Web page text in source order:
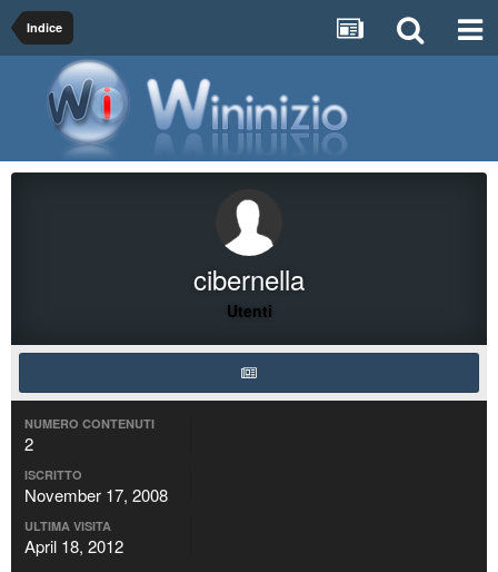
Indice
cibernella
Utenti
NUMERO CONTENUTI
2
ISCRITTO
November 17, 2008
ULTIMA VISITA
April 18, 2012